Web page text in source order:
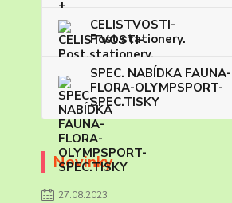
CELISTVOSTI-
Post.stationery.
SPEC. NABÍDKA FAUNA-
FLORA-OLYMPSPORT-
SPEC.TISKY
Novinky
27.08.2023